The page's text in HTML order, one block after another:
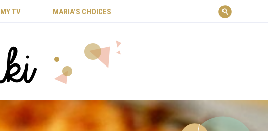
MY TV ΜARIA’S CHOICES